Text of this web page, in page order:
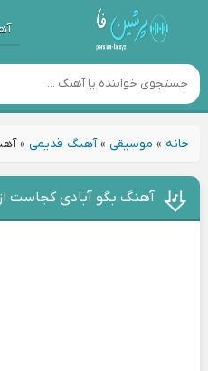
خانه» موسیقی»آهنگ قدیمی»
آهنگ بگو آبادی کجاست از